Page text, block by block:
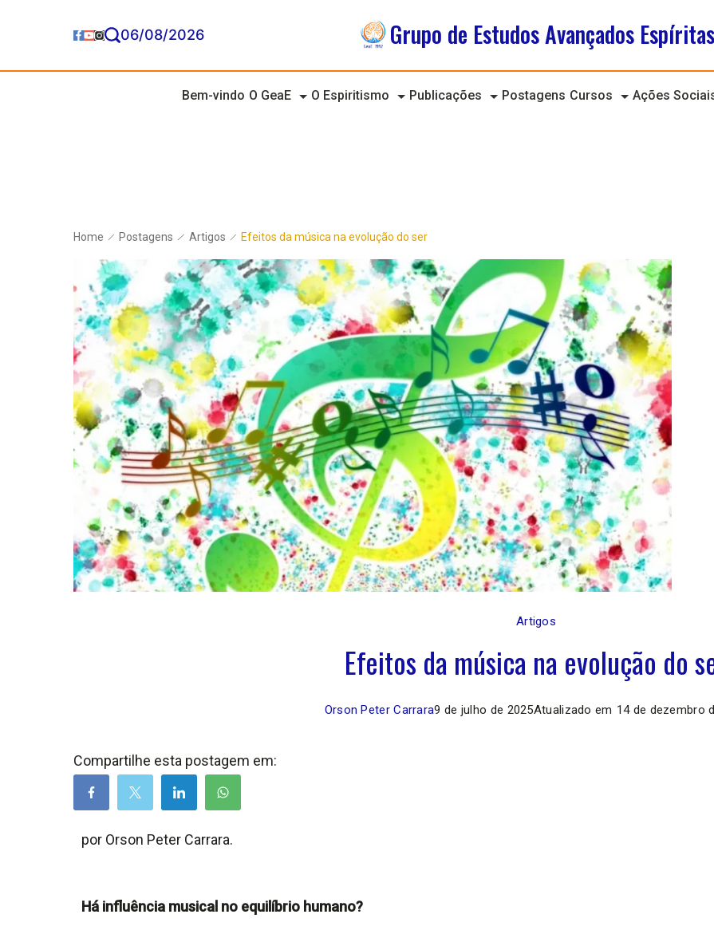
06/08/2026 Grupo de Estudos Avançados Espíritas
Bem-vindo O GeaE O Espiritismo Publicações Postagens Cursos Ações
Home Postagens Artigos Efeitos da música na evolução do ser
Artigos
Efeitos da música na evolução do
Orson Peter Carrara9 de julho de 2025Atualizado em 14 de dezembro
Compartilhe esta postagem em:
por Orson Peter Carrara.
Há influência musical no equilíbrio humano?